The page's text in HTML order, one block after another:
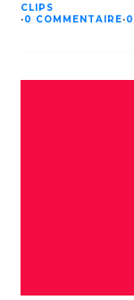
CLIPS
·0 COMMENTAIRE·0